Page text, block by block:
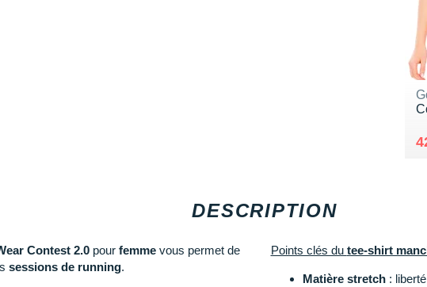
DESCRIPTION
Contest 2.0 pour femme vous permet de
sessions de running.
Points clés du tee-shirt
Matière stretch: